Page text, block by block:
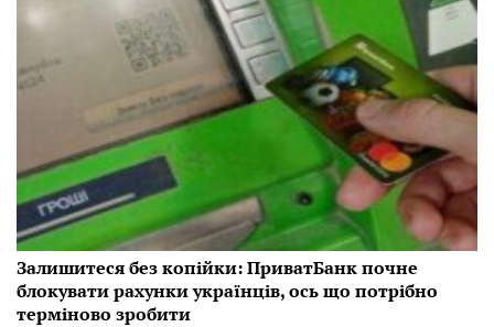
Залишитеся без копійки: ПриватБанк почне
блокувати рахунки українців, ось що потрібно
терміново зробити